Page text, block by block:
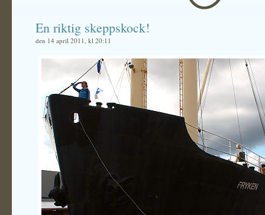
En riktig skeppskock!
den 14 april 2011, kl 20:11